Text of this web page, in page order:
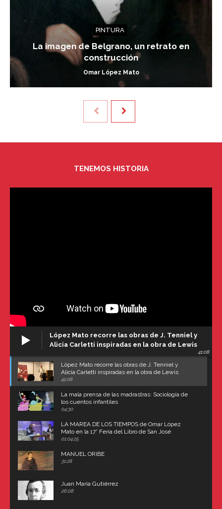
PINTURA
La imagen de Belgrano, un retrato en
construcción
Omar López Mato
TENEMOS HISTORIA
López Mato recorre las obras de J. Tenniel y
Alicia Carletti inspiradas en la obra de Lewis
41:08
López Mato recorre las obras de J. Tenniel y
Alicia Carletti inspiradas en la obra de Lewis
Carroll
41:08
La mala prensa de las madrastras: Sociología de
los cuentos infantiles
04:30
LA MAREA DE LOS TIEMPOS de Omar López
Mato en la 17° Feria del Libro de San José
(Uruguay)
01:04:25
MANUEL ORIBE
31:28
Juan María Gutiérrez
26:08